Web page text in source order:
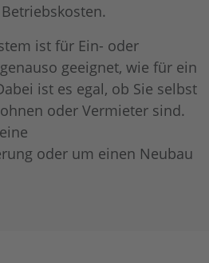
ist für Ein- oder
geeignet, wie für ein
ist es egal, ob Sie selbst
oder Vermieter sind.
oder um einen Neubau